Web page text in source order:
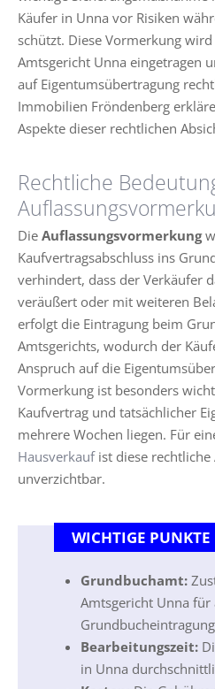
Käufer in Unna vor Risiken
schützt. Diese Vormerkung
Amtsgericht Unna eingetragen
auf Eigentumsübertragung
Immobilien Fröndenberg
Aspekte dieser rechtlichen
Rechtliche
Die Auflassungsvormerkung
Kaufvertragsabschluss ins
verhindert, dass der Verkäufer
veräußert oder mit weiteren
erfolgt die Eintragung beim
Amtsgerichts, wodurch der
Anspruch auf die
Vormerkung ist besonders
Kaufvertrag und tatsächlicher
mehrere Wochen liegen. Für
Hausverkaufist diese rechtliche
unverzichtbar.
WICHTIGE
Grundbuchamt:
Amtsgericht Unna für
Bearbeitungszeit:
in Unna